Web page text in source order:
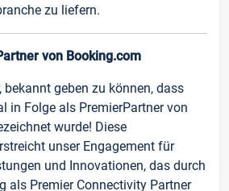
zu liefern.
von Booking.com
bekannt geben zu können, dass
in Folge als PremierPartner von
wurde! Diese
unser Engagement für
und Innovationen, das durch
als Premier Connectivity Partner